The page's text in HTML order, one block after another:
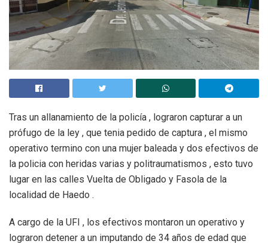
Tras un allanamiento de la policía , lograron capturar a un
prófugo de la ley , que tenia pedido de captura , el mismo
operativo termino con una mujer baleada y dos efectivos de
la policia con heridas varias y politraumatismos , esto tuvo
lugar en las calles Vuelta de Obligado y Fasola de la
localidad de Haedo .
A cargo de la UFI , los efectivos montaron un operativo y
lograron detener a un imputando de 34 años de edad que